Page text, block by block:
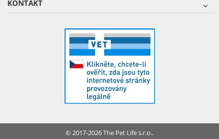
KONTAKT
© 2017-2026 The Pet Life s.r.o..